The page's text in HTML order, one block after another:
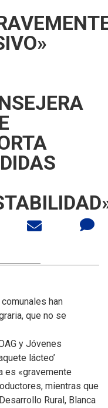
han
que no se
y Jóvenes
lácteo’
es «gravemente
mientras que
Rural, Blanca